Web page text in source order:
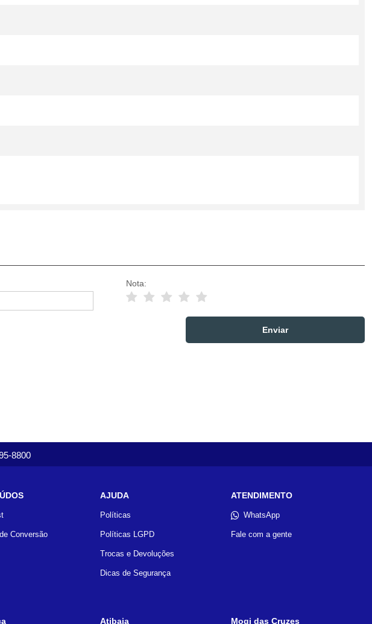
Nota:
8800
Conversão
AJUDA
Políticas
Políticas LGPD
Trocas e Devoluções
Dicas de Segurança
ATENDIMENTO
WhatsApp
Fale com a gente
Atibaia Mogi das Cruzes